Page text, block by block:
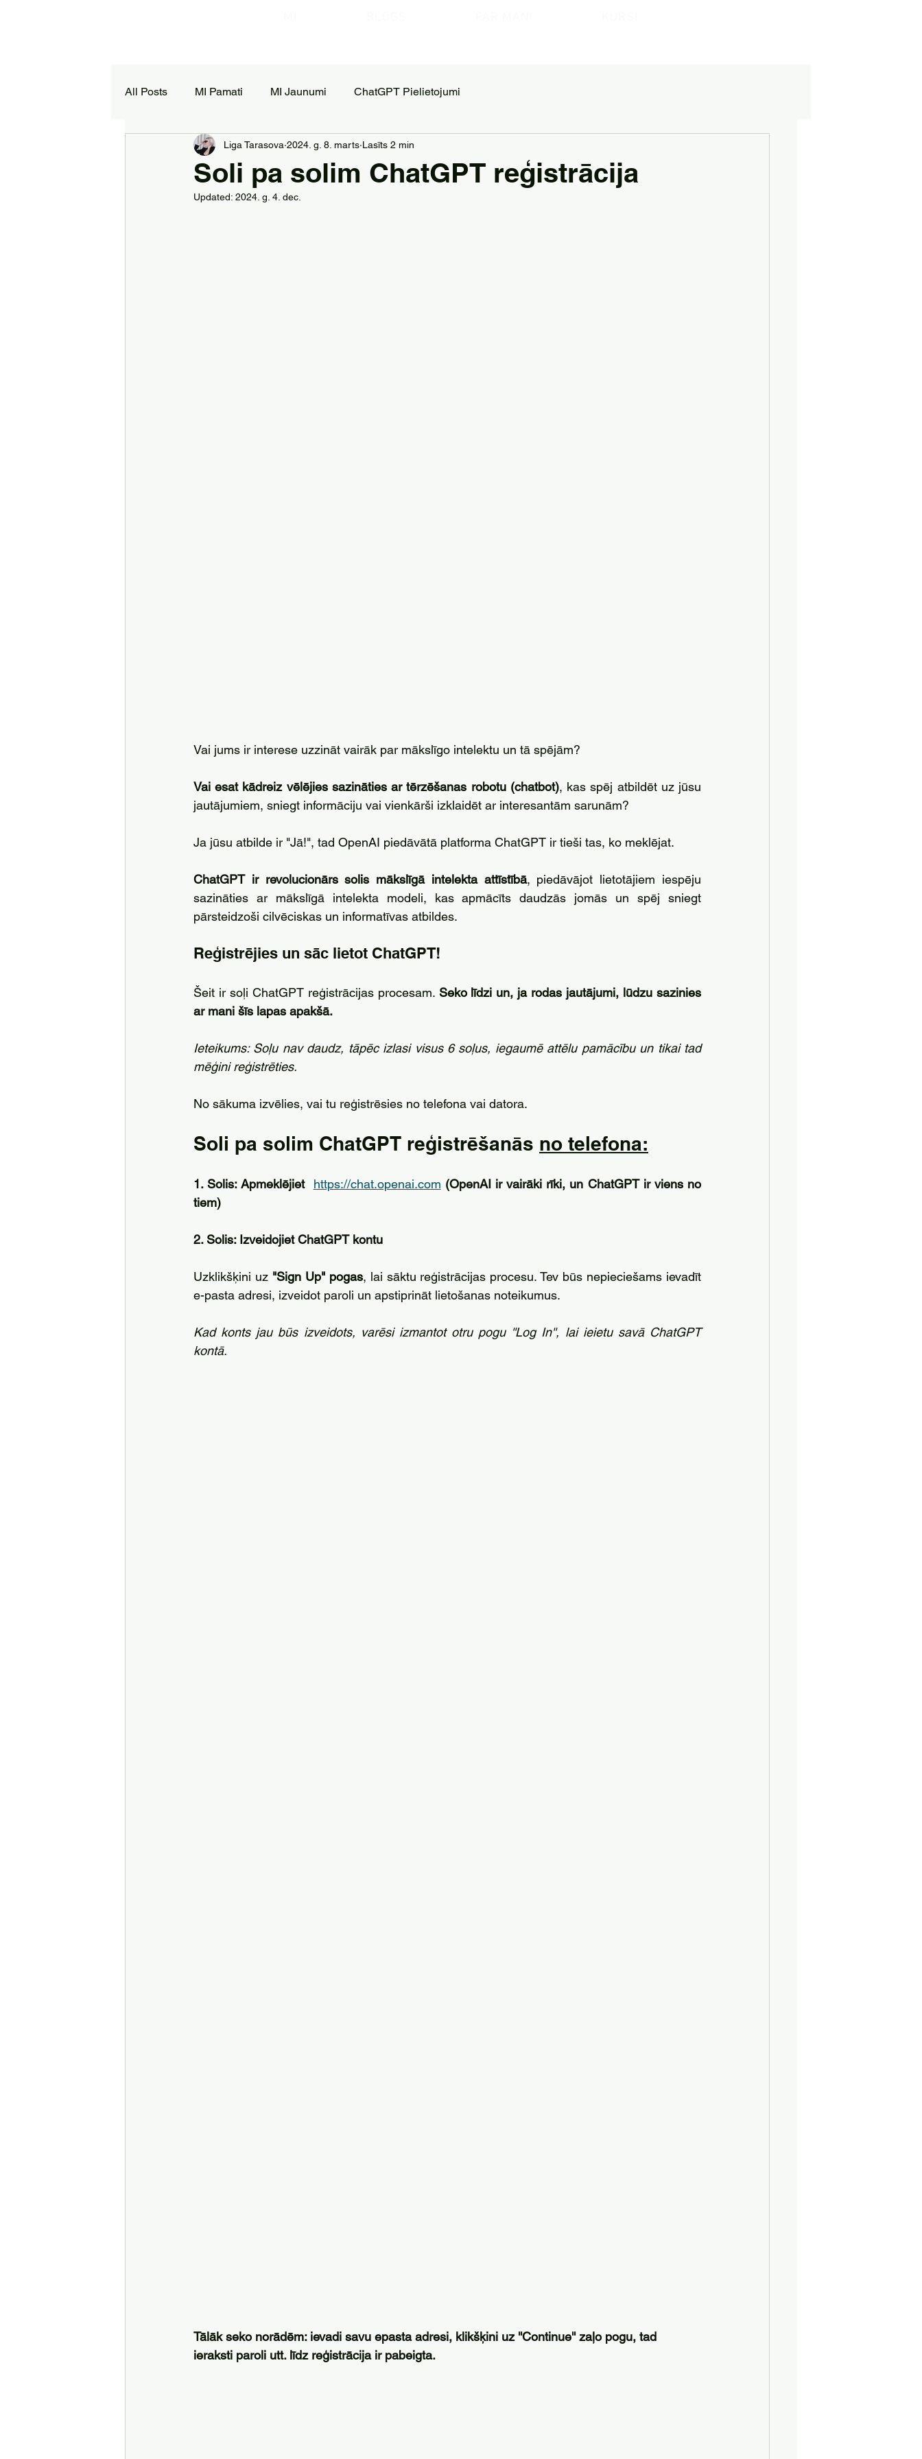
All Posts MI Pamati MI Jaunumi ChatGPT Pielietojumi
Soli pa solim ChatGPT reģistrācija
Liga Tarasova 2024. g. 8. marts Lasīts 2 min
Updated: 2024. g. 4. dec.
Vai jums ir interese uzzināt vairāk par mākslīgo intelektu un tā spējām?
Vai esat kādreiz vēlējies sazināties ar tērzēšanas robotu (chatbot), kas spēj atbildēt uz jūsu
jautājumiem, sniegt informāciju vai vienkārši izklaidēt ar interesantām sarunām?
Ja jūsu atbilde ir "Jā!", tad OpenAI piedāvātā platforma ChatGPT ir tieši tas, ko meklējat.
ChatGPT ir revolucionārs solis mākslīgā intelekta attīstībā, piedāvājot lietotājiem iespēju
sazināties ar mākslīgā intelekta modeli, kas apmācīts daudzās jomās un spēj sniegt
pārsteidzoši cilvēciskas un informatīvas atbildes.
Reģistrējies un sāc lietot ChatGPT!
Šeit ir soļi ChatGPT reģistrācijas procesam. Seko līdzi un, ja rodas jautājumi, lūdzu sazinies
ar mani šīs lapas apakšā.
Ieteikums: Soļu nav daudz, tāpēc izlasi visus 6 soļus, iegaumē attēlu pamācību un tikai tad
mēģini reģistrēties.
No sākuma izvēlies, vai tu reģistrēsies no telefona vai datora.
Soli pa solim ChatGPT reģistrēšanās no telefona:
1. Solis: Apmeklējiet https://chat.openai.com (OpenAI ir vairāki rīki, un ChatGPT ir viens no
tiem)
2. Solis: Izveidojiet ChatGPT kontu
Uzklikšķini uz "Sign Up" pogas, lai sāktu reģistrācijas procesu. Tev būs nepieciešams ievadīt
e-pasta adresi, izveidot paroli un apstiprināt lietošanas noteikumus.
Kad konts jau būs izveidots, varēsi izmantot otru pogu ''Log In'', lai ieietu savā ChatGPT
kontā.
Tālāk seko norādēm: ievadi savu epasta adresi, klikšķini uz ''Continue'' zaļo pogu, tad
ieraksti paroli utt. līdz reģistrācija ir pabeigta.